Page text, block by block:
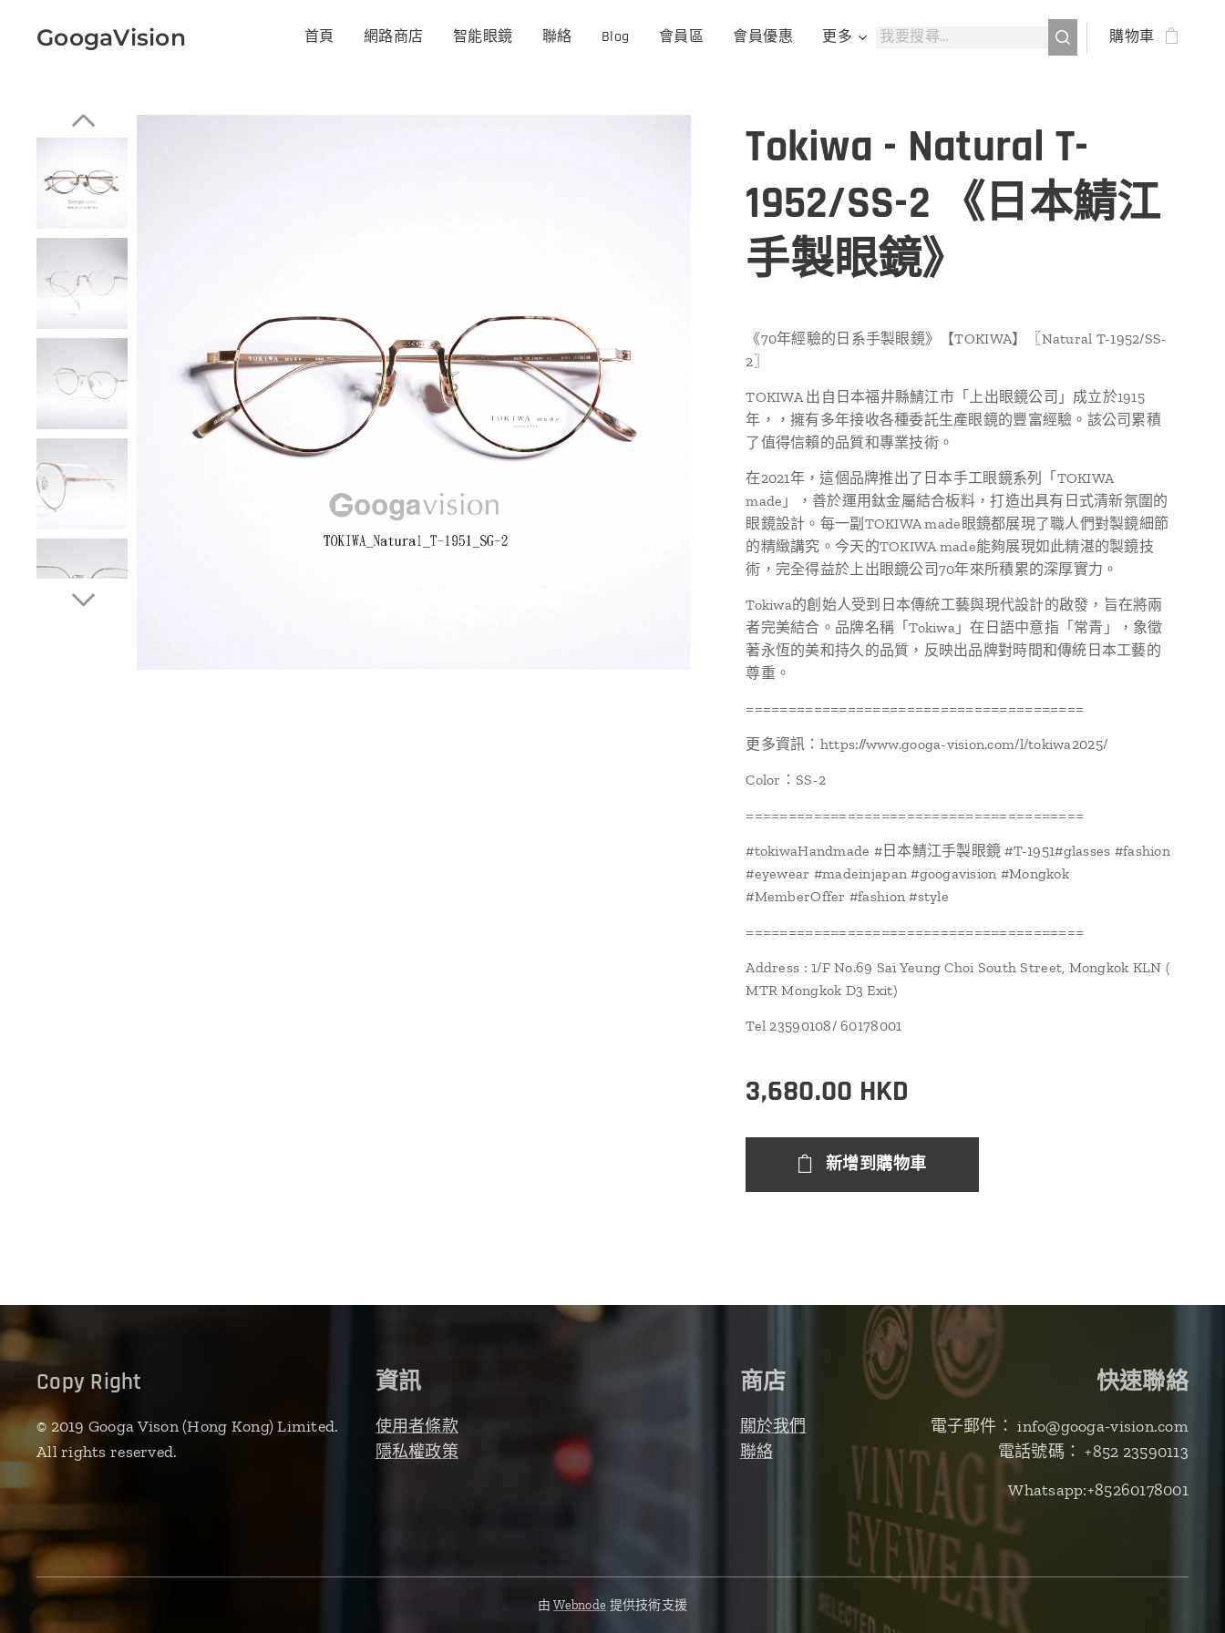
GoogaVision 首頁 網路商店 智能眼鏡 聯絡 Blog 會員區 會員優惠 更多 購物車
Tokiwa - Natural T-
1952/SS-2 《日本鯖江
手製眼鏡》
《70年經驗的日系手製眼鏡》【TOKIWA】〖Natural T-1952/SS-
2〗
TOKIWA 出自日本福井縣鯖江市「上出眼鏡公司」成立於1915
年，，擁有多年接收各種委託生產眼鏡的豐富經驗。該公司累積
了值得信賴的品質和專業技術。
在2021年，這個品牌推出了日本手工眼鏡系列「TOKIWA
made」，善於運用鈦金屬結合板料，打造出具有日式清新氛圍的
眼鏡設計。每一副TOKIWA made眼鏡都展現了職人們對製鏡細節
的精緻講究。今天的TOKIWA made能夠展現如此精湛的製鏡技
術，完全得益於上出眼鏡公司70年來所積累的深厚實力。
Tokiwa的創始人受到日本傳統工藝與現代設計的啟發，旨在將兩
者完美結合。品牌名稱「Tokiwa」在日語中意指「常青」，象徵
著永恆的美和持久的品質，反映出品牌對時間和傳統日本工藝的
尊重。
========================================
更多資訊：https://www.googa-vision.com/l/tokiwa2025/
Color：SS-2
========================================
#tokiwaHandmade #日本鯖江手製眼鏡 #T-1951#glasses #fashion
#eyewear #madeinjapan #googavision #Mongkok
#MemberOffer #fashion #style
========================================
Address : 1/F No.69 Sai Yeung Choi South Street, Mongkok KLN (
MTR Mongkok D3 Exit)
Tel 23590108/ 60178001
3,680.00 HKD
新增到購物車
Copy Right
© 2019 Googa Vison (Hong Kong) Limited.
All rights reserved.
資訊
使用者條款
隱私權政策
商店
關於我們
聯絡
快速聯絡
電子郵件： info@googa-vision.com
電話號碼： +852 23590113
Whatsapp:+85260178001
由Webnode 提供技術支援